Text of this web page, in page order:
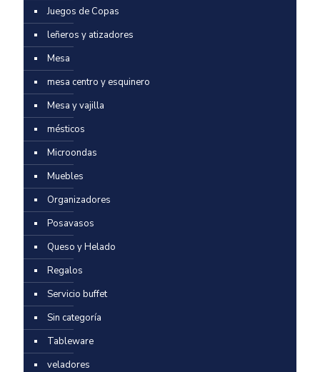
Juegos de Copas
leñeros y atizadores
Mesa
mesa centro y esquinero
Mesa y vajilla
mésticos
Microondas
Muebles
Organizadores
Posavasos
Queso y Helado
Regalos
Servicio buffet
Sin categoría
Tableware
veladores